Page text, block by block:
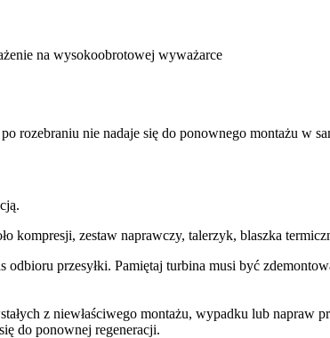
na wysokoobrotowej wyważarce
rozebraniu nie nadaje się do ponownego montażu w
kompresji, zestaw naprawczy, talerzyk, blaszka
przesyłki. Pamiętaj turbina musi być
z niewłaściwego montażu, wypadku lub napraw
do ponownej regeneracji.